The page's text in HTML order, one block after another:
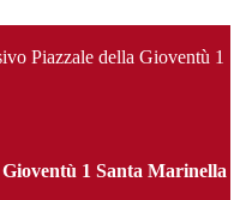
Piazzale della Gioventù 1
1 Santa Marinella